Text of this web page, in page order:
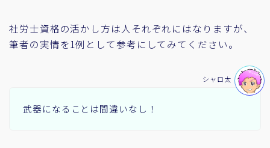
社労士資格の活かし方は人それぞれにはなりますが、
筆者の実情を1例として参考にしてみてください。
武器になることは間違いなし！
シャロ太